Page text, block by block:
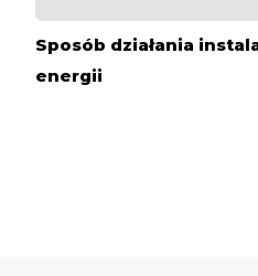
Sposób działania
energii